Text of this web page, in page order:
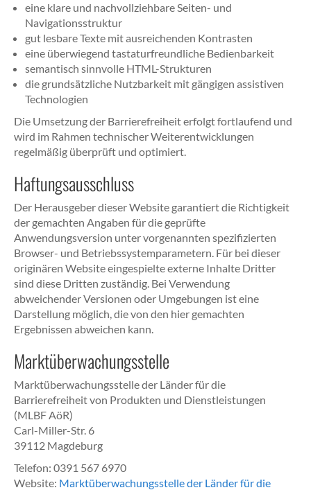
eine klare und nachvollziehbare Seiten- und
Navigationsstruktur
gut lesbare Texte mit ausreichenden Kontrasten
eine überwiegend tastaturfreundliche Bedienbarkeit
semantisch sinnvolle HTML-Strukturen
die grundsätzliche Nutzbarkeit mit gängigen assistiven
Technologien
Die Umsetzung der Barrierefreiheit erfolgt fortlaufend und
wird im Rahmen technischer Weiterentwicklungen
regelmäßig überprüft und optimiert.
Haftungsausschluss
Der Herausgeber dieser Website garantiert die Richtigkeit
der gemachten Angaben für die geprüfte
Anwendungsversion unter vorgenannten spezifizierten
Browser- und Betriebssystemparametern. Für bei dieser
originären Website eingespielte externe Inhalte Dritter
sind diese Dritten zuständig. Bei Verwendung
abweichender Versionen oder Umgebungen ist eine
Darstellung möglich, die von den hier gemachten
Ergebnissen abweichen kann.
Marktüberwachungsstelle
Marktüberwachungsstelle der Länder für die
Barrierefreiheit von Produkten und Dienstleistungen
(MLBF AöR)
Carl-Miller-Str. 6
39112 Magdeburg
Telefon: 0391 567 6970
Website: Marktüberwachungsstelle der Länder für die